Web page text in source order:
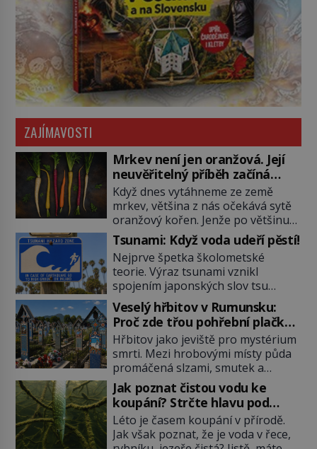
ZAJÍMAVOSTI
Mrkev není jen oranžová. Její
neuvěřitelný příběh začíná
fialovou barvou
Když dnes vytáhneme ze země
mrkev, většina z nás očekává sytě
oranžový kořen. Jenže po většinu
své historie je mrkev všechno
možné, jen ne oranžová. Je fialová,
žlutá, bílá, někdy dokonce téměř
černá. Až díky stovkám let
pečlivého šlechtění se z ní stává
zelenina, bez které si českou
zahradu ani nedokážeme
představit. Její příběh je […]
Tsunami: Když voda udeří pěstí!
Nejprve špetka školometské
teorie. Výraz tsunami vznikl
spojením japonských slov tsu
(přístav) a nami (vlna). Jedná se o
dlouhou vlnu, která je na volném
moři takřka nepostřehnutelná.
Ačkoli je vlnová délka tsunami i 300
kilometrů, výška vlny na volném
moři je maximálně 1,5 metru.
Máme se podobné obří vlny obávat
i v Evropě? Vznik tsunami si […]
Veselý hřbitov v Rumunsku:
Proč zde třou pohřební plačky
bídu s nouzí?
Hřbitov jako jeviště pro mystérium
smrti. Mezi hrobovými místy půda
promáčená slzami, smutek a
vědomí konečnosti lidské existence.
Jsou ale výjimky, kde pohřební
plačky smutně žmoulají kapesníky
nikoli při smutečním obřadu, ale
při pohledu na výši vyměřené
Jak poznat čistou vodu ke
koupání? Strčte hlavu pod
hladinu!
Léto je časem koupání v přírodě.
Jak však poznat, že je voda v řece,